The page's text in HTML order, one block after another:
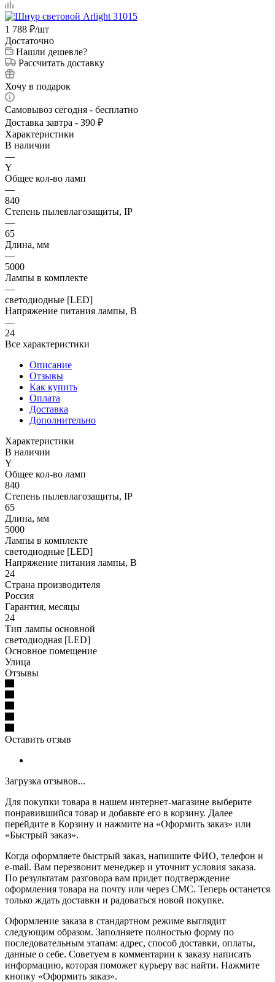
1 788 ₽/шт
Достаточно
Нашли дешевле?
Рассчитать доставку
Хочу в подарок
Самовывоз сегодня - бесплатно
Доставка завтра - 390 ₽
Характеристики
В наличии
—
Y
Общее кол-во ламп
—
840
Степень пылевлагозащиты, IP
—
65
Длина, мм
—
5000
Лампы в комплекте
—
светодиодные [LED]
Напряжение питания лампы, В
—
24
Все характеристики
Описание
Отзывы
Как купить
Оплата
Доставка
Дополнительно
Характеристики
В наличии
Y
Общее кол-во ламп
840
Степень пылевлагозащиты, IP
65
Длина, мм
5000
Лампы в комплекте
светодиодные [LED]
Напряжение питания лампы, В
24
Страна производителя
Россия
Гарантия, месяцы
24
Тип лампы основной
светодиодная [LED]
Основное помещение
Улица
Отзывы
Оставить отзыв
Загрузка отзывов...
Для покупки товара в нашем интернет-магазине выберите
понравившийся товар и добавьте его в корзину. Далее
перейдите в Корзину и нажмите на «Оформить заказ» или
«Быстрый заказ».
Когда оформляете быстрый заказ, напишите ФИО, телефон и
e-mail. Вам перезвонит менеджер и уточнит условия заказа.
По результатам разговора вам придет подтверждение
оформления товара на почту или через СМС. Теперь останется
только ждать доставки и радоваться новой покупке.
Оформление заказа в стандартном режиме выглядит
следующим образом. Заполняете полностью форму по
последовательным этапам: адрес, способ доставки, оплаты,
данные о себе. Советуем в комментарии к заказу написать
информацию, которая поможет курьеру вас найти. Нажмите
кнопку «Оформить заказ».